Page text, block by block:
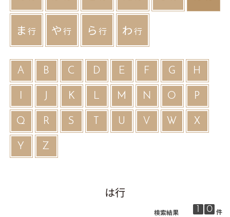
ま 行 や行 ら 行 わ行
A B C D E F G H
I J K L M N O P
Q R S T U V W X
Y Z
は行
検索結果 1 0 件